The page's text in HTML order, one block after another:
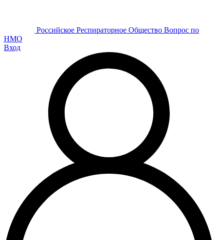
Российское Респираторное Общество Вопрос по
НМО
Вход